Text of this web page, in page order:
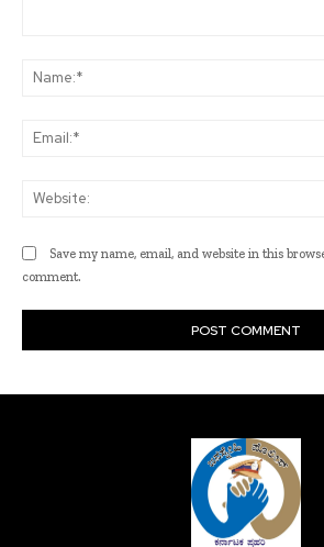
Save my name, email, and website in this
comment.